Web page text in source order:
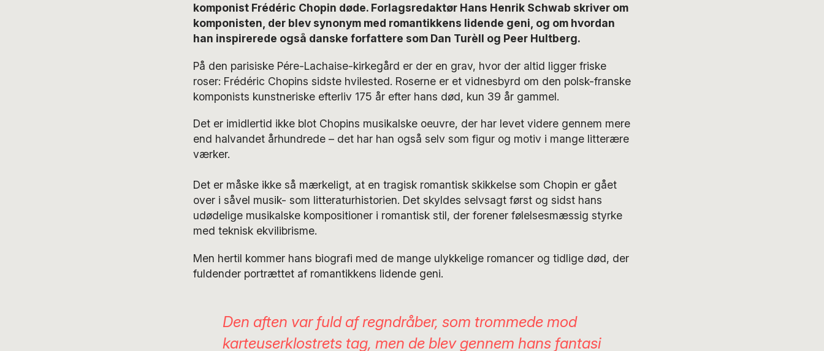
komponist Frédéric Chopin døde. Forlagsredaktør Hans Henrik Schwab skriver om
komponisten, der blev synonym med romantikkens lidende geni, og om hvordan
han inspirerede også danske forfattere som Dan Turèll og Peer Hultberg.
På den parisiske Pére-Lachaise-kirkegård er der en grav, hvor der altid ligger friske
roser: Frédéric Chopins sidste hvilested. Roserne er et vidnesbyrd om den polsk-franske
komponists kunstneriske efterliv 175 år efter hans død, kun 39 år gammel.
Det er imidlertid ikke blot Chopins musikalske oeuvre, der har levet videre gennem mere
end halvandet århundrede – det har han også selv som figur og motiv i mange litterære
værker.
Det er måske ikke så mærkeligt, at en tragisk romantisk skikkelse som Chopin er gået
over i såvel musik- som litteraturhistorien. Det skyldes selvsagt først og sidst hans
udødelige musikalske kompositioner i romantisk stil, der forener følelsesmæssig styrke
med teknisk ekvilibrisme.
Men hertil kommer hans biografi med de mange ulykkelige romancer og tidlige død, der
fuldender portrættet af romantikkens lidende geni.
Den aften var fuld af regndråber, som trommede mod
karteuserklostrets tag, men de blev gennem hans fantasi